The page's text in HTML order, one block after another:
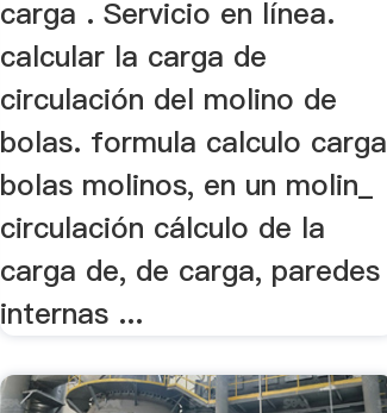
carga . Servicio en línea.
calcular la carga de
circulación del molino de
bolas. formula calculo carga
bolas molinos, en un molin_
circulación cálculo de la
carga de, de carga, paredes
internas ...